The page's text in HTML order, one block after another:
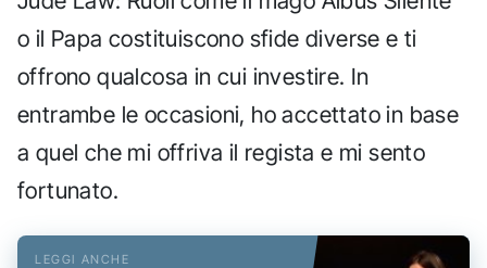
o il Papa costituiscono sfide diverse e ti
offrono qualcosa in cui investire. In
entrambe le occasioni, ho accettato in base
a quel che mi offriva il regista e mi sento
fortunato.